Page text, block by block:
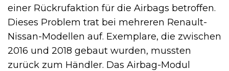
einer Rückrufaktion für die Airbags betroffen.
Dieses Problem trat bei mehreren Renault-
Nissan-Modellen auf. Exemplare, die zwischen
2016 und 2018 gebaut wurden, mussten
zurück zum Händler. Das Airbag-Modul